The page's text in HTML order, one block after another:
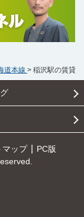
道本線 > 稲沢駅の賃貸
マップ
PC版